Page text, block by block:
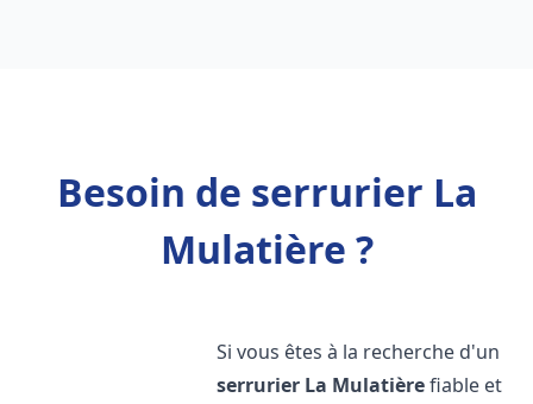
Besoin de serrurier La
Mulatière ?
Si vous êtes à la recherche d'un
serrurier La Mulatièrefiable et